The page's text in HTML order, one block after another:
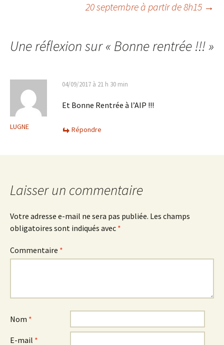
articles
20 septembre à partir de 8h15 →
Une réflexion sur « Bonne rentrée !!!»
LUGNE
04/09/2017 à 21 h 30 min
Et Bonne Rentrée à l’AIP !!!
Répondre
Laisser un commentaire
Votre adresse e-mail ne sera pas publiée. Les champs
obligatoires sont indiqués avec *
Commentaire *
Nom *
E-mail *